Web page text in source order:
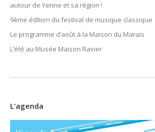
autour de Yenne et sa région !
9ème édition du festival de musique classique
Le programme d’août à la Maison du Marais
L’été au Musée Maison Ravier
L’agenda